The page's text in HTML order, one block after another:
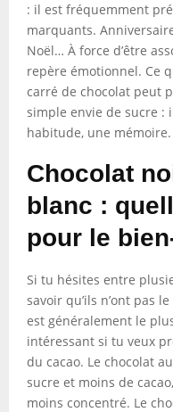
: il est fréquemment
marquants.
Noël… À force d’être
repère émotionnel. Ce
carré de chocolat peut
simple envie de sucre :
habitude, une mémoire.
Chocolat
blanc :
pour le
Si tu hésites entre
savoir qu’ils n’ont pas
est généralement le
intéressant si tu veux
du cacao. Le chocolat
sucre et moins de
moins concentré. Le